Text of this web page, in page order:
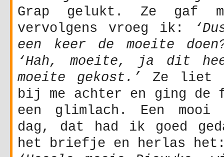
Grap gelukt. Ze gaf
vervolgens vroeg ik:
een keer de moeite
‘Hah, moeite, ja dit
moeite gekost.’
Ze liet
bij me achter en ging de
een glimlach. Een mooi
dag, dat had ik goed
het briefje en herlas